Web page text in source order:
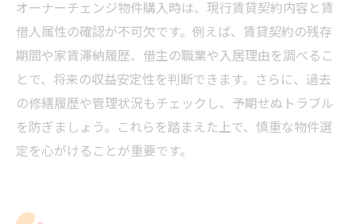
オーナーチェンジ物件購入時は、現行賃貸契約内容と賃
借人属性の確認が不可欠です。例えば、賃貸契約の残存
期間や家賃滞納履歴、借主の職業や入居理由を調べるこ
とで、将来の収益安定性を判断できます。さらに、過去
の修繕履歴や管理状況もチェックし、予期せぬトラブル
を防ぎましょう。これらを踏まえた上で、慎重な物件選
定を心がけることが重要です。